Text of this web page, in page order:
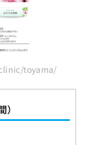
toyama/